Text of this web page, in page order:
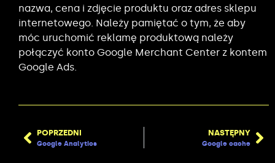
nazwa, cena i zdjęcie produktu oraz adres sklepu
internetowego. Należy pamiętać o tym, że aby
móc uruchomić reklamę produktową należy
połączyć konto Google Merchant Center z kontem
Google Ads.
POPRZEDNI
Google Analytics
NASTĘPNY
Google cache